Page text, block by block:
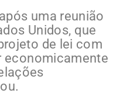
uma reunião
Unidos, que
de lei com
economicamente